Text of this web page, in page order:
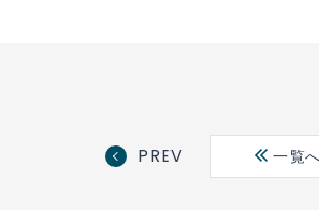
PREV 一覧